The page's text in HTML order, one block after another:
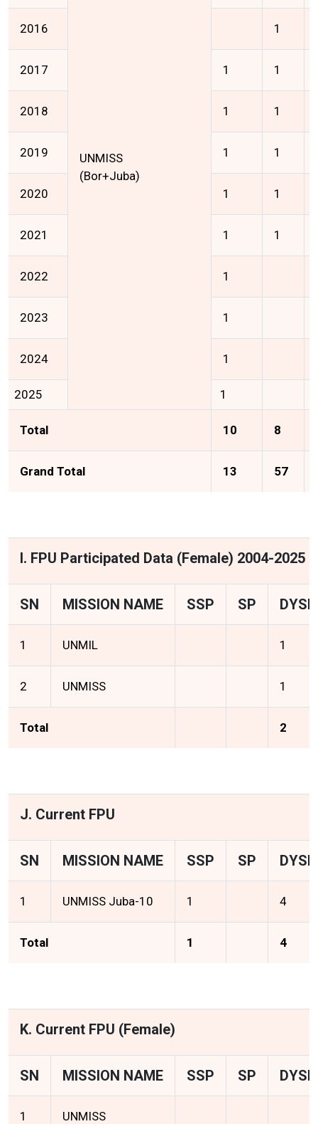
UNMISS
(Bor+Juba)
2016 1
2017 1 1
2018 1 1
2019 1 1
2020 1 1
2021 1 1
2022 1
2023 1
2024 1
2025 1
Total 10 8
Grand Total 13 57
I. FPU Participated Data (Female) 2004-2025
SN MISSION NAME SSP SP DYSP
1 UNMIL 1
2 UNMISS 1
Total 2
J. Current FPU
SN MISSION NAME SSP SP DYSP
1 UNMISS Juba-10 1 4
Total 1 4
K. Current FPU (Female)
SN MISSION NAME SSP SP DYSP
1 UNMISS